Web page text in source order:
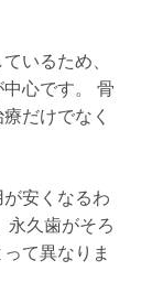
いるため、
心です。 骨
だけでなく
安くなるわ
永久歯がそろ
て異なりま